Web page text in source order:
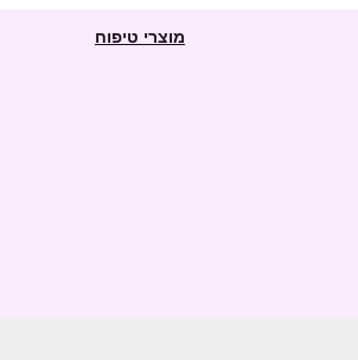
מוצרי טיפוח